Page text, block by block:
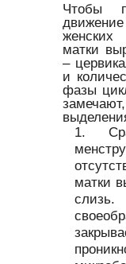
Чтобы
матки
–
и
фазы
матки